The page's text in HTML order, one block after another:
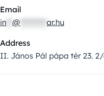
Email
in @ ar.hu
Address
II. János Pál pápa tér 23.